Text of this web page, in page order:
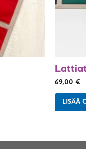
69,00€
LISÄÄ